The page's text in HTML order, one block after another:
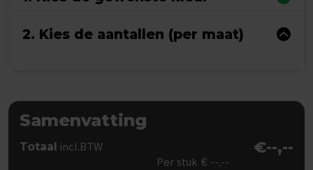
2. Kies de aantallen (per maat)
Samenvatting
Totaal incl.BTW €--,--
Per stuk € --,--